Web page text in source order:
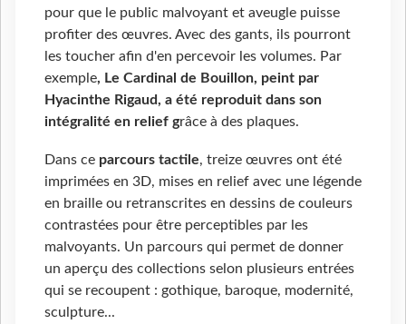
pour que le public malvoyant et aveugle puisse
profiter des œuvres. Avec des gants, ils pourront
les toucher afin d'en percevoir les volumes. Par
exemple, Le Cardinal de Bouillon, peint par
Hyacinthe Rigaud, a été reproduit dans son
intégralité en relief grâce à des plaques.
Dans ce parcours tactile, treize œuvres ont été
imprimées en 3D, mises en relief avec une légende
en braille ou retranscrites en dessins de couleurs
contrastées pour être perceptibles par les
malvoyants. Un parcours qui permet de donner
un aperçu des collections selon plusieurs entrées
qui se recoupent : gothique, baroque, modernité,
sculpture...